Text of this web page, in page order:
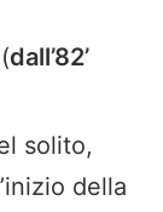
dall’82’
solito,
della